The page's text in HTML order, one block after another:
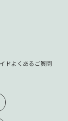
ドよくあるご質問